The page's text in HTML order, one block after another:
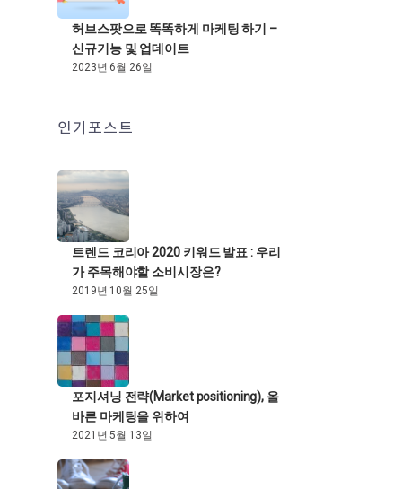
허브스팟으로 똑똑하게 마케팅 하기 –
신규기능 및 업데이트
2023년 6월 26일
인기포스트
트렌드 코리아 2020 키워드 발표 : 우리
가 주목해야할 소비시장은?
2019년 10월 25일
포지셔닝 전략(Market positioning), 올
바른 마케팅을 위하여
2021년 5월 13일